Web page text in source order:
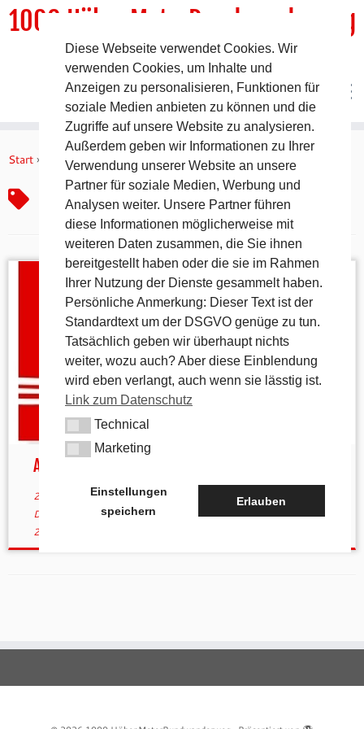
Inhalt
1000 HöhenMeterRundwanderweg
DER Rundwanderweg um Pommelsbrunn
Start » Datenschutzverordnung
Datenschutzverordnung
Aufgrund der DSVGO
25. Mai 2018inAktuellesverschlagwortet
Datenschutzverordnung/DSGVO vontk(aktualisiert am28. Mai
2018
Diese Webseite verwendet Cookies. Wir
verwenden Cookies, um Inhalte und
Anzeigen zu personalisieren, Funktionen für
soziale Medien anbieten zu können und die
Zugriffe auf unsere Website zu analysieren.
Außerdem geben wir Informationen zu Ihrer
Verwendung unserer Website an unsere
Partner für soziale Medien, Werbung und
Analysen weiter. Unsere Partner führen
diese Informationen möglicherweise mit
weiteren Daten zusammen, die Sie ihnen
bereitgestellt haben oder die sie im Rahmen
Ihrer Nutzung der Dienste gesammelt haben.
Persönliche Anmerkung: Dieser Text ist der
Standardtext um der DSGVO genüge zu tun.
Tatsächlich geben wir überhaupt nichts
weiter, wozu auch? Aber diese Einblendung
wird eben verlangt, auch wenn sie lässtig ist.
Link zum Datenschutz
TechnicalTechnical
MarketingMarketing
Einstellungen
speichern
Erlauben